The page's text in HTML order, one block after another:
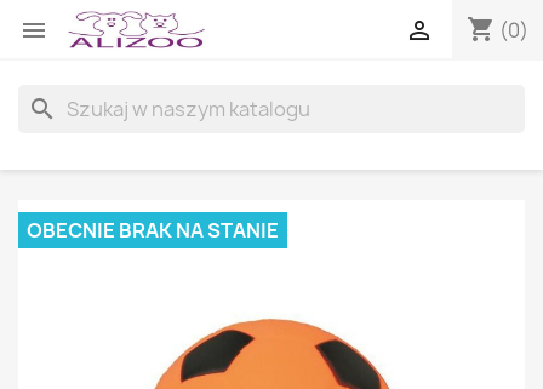
 shopping_cart (0)

search
OBECNIE BRAK NA STANIE